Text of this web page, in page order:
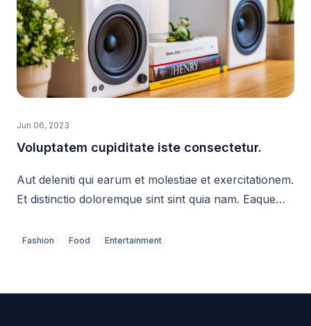
Jun 06, 2023
Voluptatem cupiditate iste consectetur.
Aut deleniti qui earum et molestiae et exercitationem.
Et distinctio doloremque sint sint quia nam. Eaque
similique eos quia.
Fashion Food Entertainment